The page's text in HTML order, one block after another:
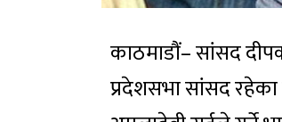
काठमाडौं– सांसद
प्रदेशसभा सांसद रहेका